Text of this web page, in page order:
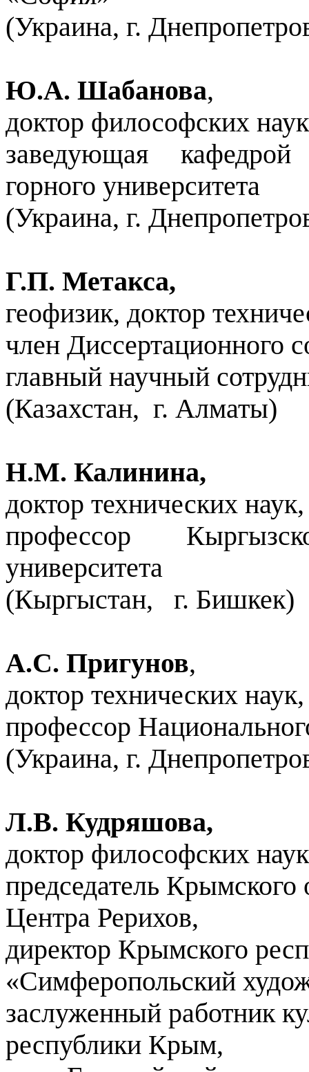
(Украина, г.
Ю.А. Шабанова,
доктор философских
заведующая
горного университета
(Украина, г.
Г.П. Метакса,
геофизик, доктор
член Диссертационного
главный научный
(Казахстан, г. Алматы)
Н.М. Калинина,
доктор технических наук,
профессор
университета
(Кыргыстан,
г. Бишкек)
А.С. Пригунов,
доктор технических наук,
профессор
(Украина, г.
Л.В. Кудряшова,
доктор философских
председатель
Центра Рерихов,
директор Крымского
«Симферопольский
заслуженный работник
республики Крым,